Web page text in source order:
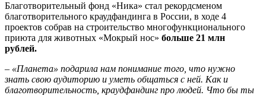
Благотворительный фонд «Ника» стал рекордсменом
благотворительного краудфандинга в России, в ходе 4
проектов собрав на строительство многофункционального
приюта для животных «Мокрый нос» больше 21 млн
рублей.
– «Планета» подарила нам понимание того, что нужно
знать свою аудиторию и уметь общаться с ней. Как и
благотворительность, краудфандинг про людей. Что бы ты